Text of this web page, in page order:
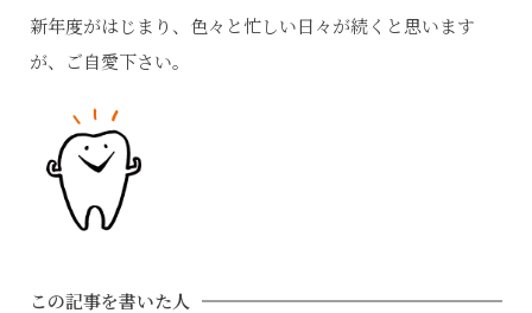
新年度がはじまり、色々と忙しい日々が続くと思います
が、ご自愛下さい。
この記事を書いた人